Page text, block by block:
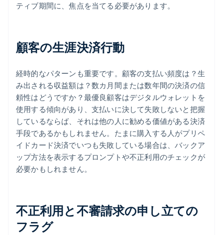
ティブ期間に、焦点を当てる必要があります。
顧客の生涯決済行動
経時的なパターンも重要です。顧客の支払い頻度は？生
み出される収益額は？数カ月間または数年間の決済の信
頼性はどうですか？最優良顧客はデジタルウォレットを
使用する傾向があり、支払いに決して失敗しないと把握
しているならば、それは他の人に勧める価値がある決済
手段であるかもしれません。たまに購入する人がプリペ
イドカード決済でいつも失敗している場合は、バックア
ップ方法を表示するプロンプトや不正利用のチェックが
必要かもしれません。
不正利用と不審請求の申し立ての
フラグ